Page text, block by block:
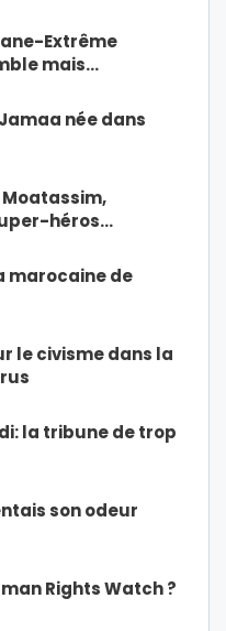
Extrême
mais…
née dans
héros…
marocaine de
le civisme dans la
la tribune de trop
son odeur
Rights Watch ?